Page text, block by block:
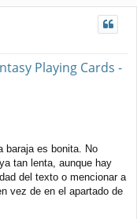
i
Playing Cards -
baraja es bonita. No
tan lenta, aunque hay
del texto o mencionar a
vez de en el apartado de